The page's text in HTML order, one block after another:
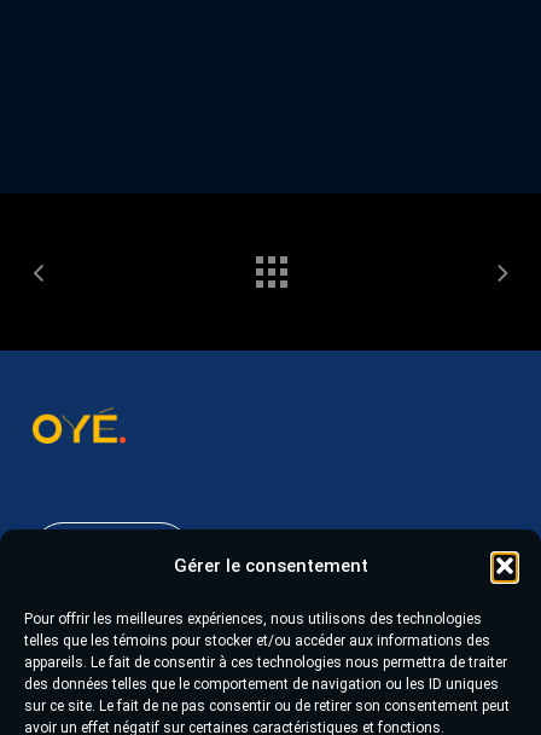
Gérer le consentement
Pour offrir les meilleures expériences, nous utilisons des technologies
telles que les témoins pour stocker et/ou accéder aux informations des
appareils. Le fait de consentir à ces technologies nous permettra de traiter
des données telles que le comportement de navigation ou les ID uniques
sur ce site. Le fait de ne pas consentir ou de retirer son consentement peut
avoir un effet négatif sur certaines caractéristiques et fonctions.
628, boulevard du Saguenay Ouest, suite 105
Chicoutimi (Québec) G7J 1H4